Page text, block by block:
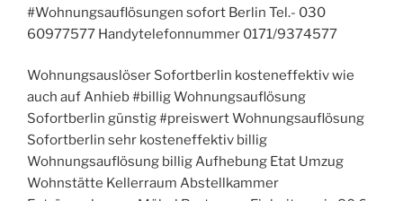
#Wohnungsauflösungen sofort Berlin Tel.- 030
60977577 Handytelefonnummer 0171/9374577
Wohnungsauslöser Sofortberlin kosteneffektiv wie
auch auf Anhieb #billig Wohnungsauflösung
Sofortberlin günstig #preiswert Wohnungsauflösung
Sofortberlin sehr kosteneffektiv billig
Wohnungsauflösung billig Aufhebung Etat Umzug
Wohnstätte Kellerraum Abstellkammer